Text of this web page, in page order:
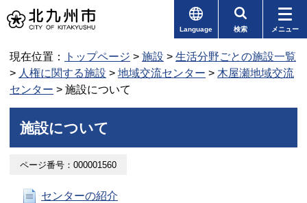
Language 検索 メニュー
現在位置： トップページ > 施設 > 生活分野ごとの施設一覧
> 人権に関する施設 > 地域交流センター > 木屋瀬地域交流
センター > 施設について
施設について
ページ番号：000001560
センターの紹介